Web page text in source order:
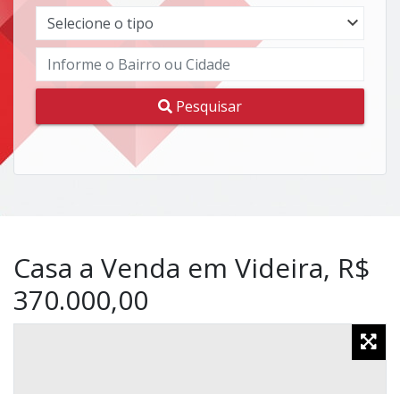
Pesquisar
Casa a Venda em Videira, R$
370.000,00